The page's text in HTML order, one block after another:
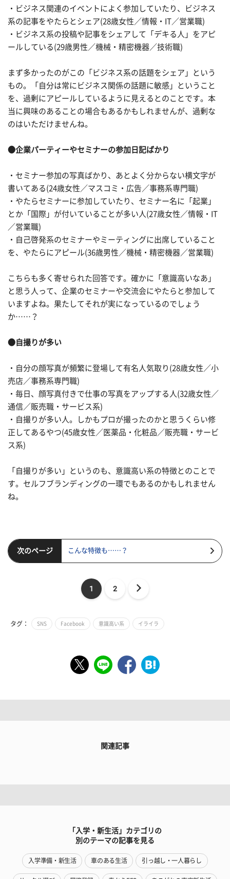
・ビジネス関連のイベントによく参加していたり、ビジネス
系の記事をやたらとシェア(28歳女性／情報・IT／営業職)
・ビジネス系の投稿や記事をシェアして「デキる人」をアピ
ールしている(29歳男性／機械・精密機器／技術職)
まず多かったのがこの「ビジネス系の話題をシェア」という
もの。「自分は常にビジネス関係の話題に敏感」ということ
を、過剰にアピールしているように見えるとのことです。本
当に興味のあることの場合もあるかもしれませんが、過剰な
のはいただけませんね。
●企業パーティーやセミナーの参加日記ばかり
・セミナー参加の写真ばかり、あとよく分からない横文字が
書いてある(24歳女性／マスコミ・広告／事務系専門職)
・やたらセミナーに参加していたり、セミナー名に「起業」
とか「国際」が付いていることが多い人(27歳女性／情報・IT
／営業職)
・自己啓発系のセミナーやミーティングに出席していること
を、やたらにアピール(36歳男性／機械・精密機器／営業職)
こちらも多く寄せられた回答です。確かに「意識高いなあ」
と思う人って、企業のセミナーや交流会にやたらと参加して
いますよね。果たしてそれが実になっているのでしょう
か……？
●自撮りが多い
・自分の顔写真が頻繁に登場して有名人気取り(28歳女性／小
売店／事務系専門職)
・毎日、顔写真付きで仕事の写真をアップする人(32歳女性／
通信／販売職・サービス系)
・自撮りが多い人。しかもプロが撮ったのかと思うくらい修
正してあるやつ(45歳女性／医薬品・化粧品／販売職・サービ
ス系)
「自撮りが多い」というのも、意識高い系の特徴とのことで
す。セルフブランディングの一環でもあるのかもしれません
ね。
次のページ こんな特徴も……？
1 2
タグ： SNS Facebook 意識高い系 イライラ
関連記事
「入学・新生活」カテゴリの
別のテーマの記事を見る
入学準備・新生活 車のある生活 引っ越し・一人暮らし